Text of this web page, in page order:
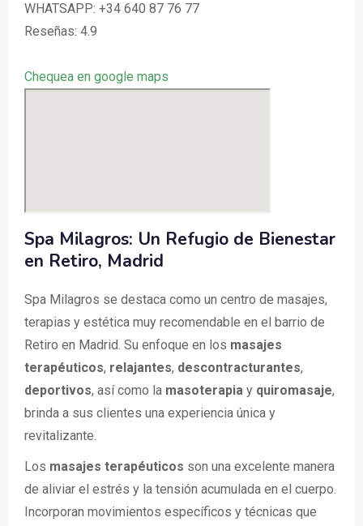
WHATSAPP: +34 640 87 76 77
Reseñas: 4.9
Chequea en google maps
Spa Milagros: Un Refugio de Bienestar
en Retiro, Madrid
Spa Milagros se destaca como un centro de masajes,
terapias y estética muy recomendable en el barrio de
Retiro en Madrid. Su enfoque en los masajes
terapéuticos, relajantes, descontracturantes,
deportivos, así como la masoterapia y quiromasaje,
brinda a sus clientes una experiencia única y
revitalizante.
Los masajes terapéuticos son una excelente manera
de aliviar el estrés y la tensión acumulada en el cuerpo.
Incorporan movimientos específicos y técnicas que